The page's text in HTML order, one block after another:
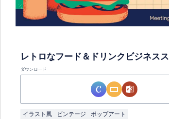
レトロなフード＆ドリンクビジネス
ダウンロード
イラスト風 ビンテージ ポップアート